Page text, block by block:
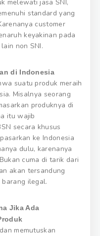
melewati jasa SNI,
standard yang
customer
keyakinan pada
non SNI.
di Indonesia
suatu produk meraih
Misalnya seorang
produknya di
itu wajib
secara khusus
ke Indonesia
dulu, karenanya
cuma di tarik dari
akan tersandung
ilegal.
Jika Ada
memutuskan